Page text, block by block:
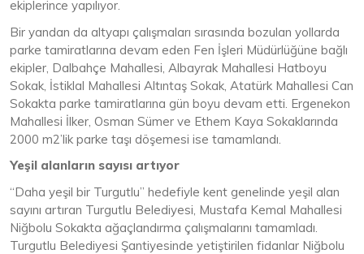
ekiplerince yapılıyor.
Bir yandan da altyapı çalışmaları sırasında bozulan yollarda
parke tamiratlarına devam eden Fen İşleri Müdürlüğüne bağlı
ekipler, Dalbahçe Mahallesi, Albayrak Mahallesi Hatboyu
Sokak, İstiklal Mahallesi Altıntaş Sokak, Atatürk Mahallesi Can
Sokakta parke tamiratlarına gün boyu devam etti. Ergenekon
Mahallesi İlker, Osman Sümer ve Ethem Kaya Sokaklarında
2000 m2’lik parke taşı döşemesi ise tamamlandı.
Yeşil alanların sayısı artıyor
“Daha yeşil bir Turgutlu” hedefiyle kent genelinde yeşil alan
sayını artıran Turgutlu Belediyesi, Mustafa Kemal Mahallesi
Niğbolu Sokakta ağaçlandırma çalışmalarını tamamladı.
Turgutlu Belediyesi Şantiyesinde yetiştirilen fidanlar Niğbolu